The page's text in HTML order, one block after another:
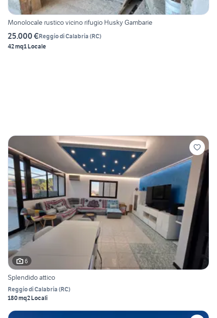
Monolocale rustico vicino rifugio Husky Gambarie
25.000 €Reggio di Calabria (RC)
42 mq1 Locale
6
Splendido attico
Reggio di Calabria (RC)
180 mq2 Locali